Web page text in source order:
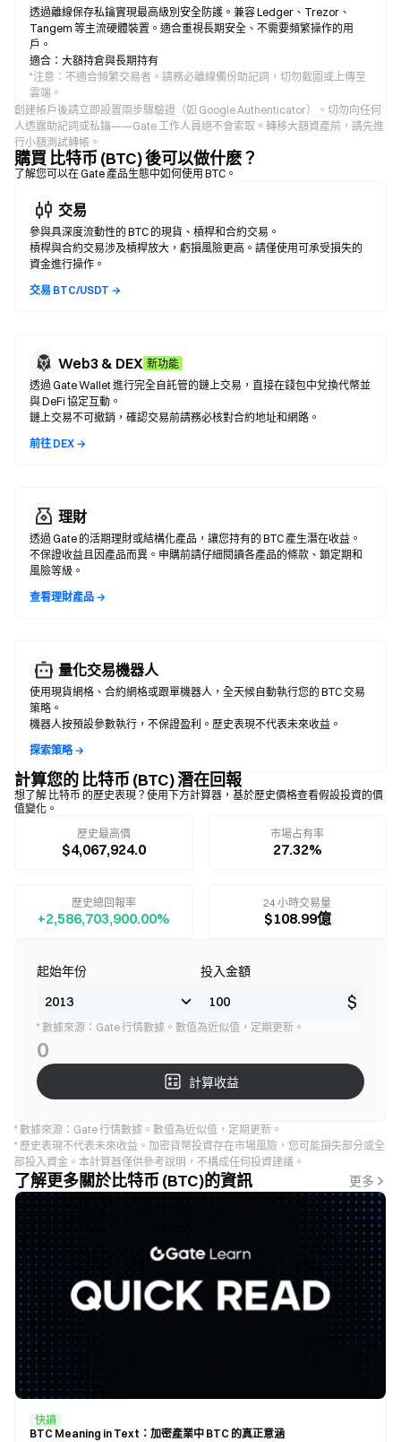
透過離線保存私鑰實現最高級別安全防護。兼容 Ledger、Trezor、
Tangem 等主流硬體裝置。適合重視長期安全、不需要頻繁操作的用
戶。
適合：大額持倉與長期持有
*注意：不適合頻繁交易者。請務必離線備份助記詞，切勿截圖或上傳至
雲端。
創建帳戶後請立即設置兩步驟驗證（如 Google Authenticator）。切勿向任何
人透露助記詞或私鑰——Gate 工作人員絕不會索取。轉移大額資產前，請先進
行小額測試轉帳。
購買 比特币 (BTC) 後可以做什麽？
了解您可以在 Gate 產品生態中如何使用 BTC。
交易
參與具深度流動性的 BTC 的現貨、槓桿和合約交易。
槓桿與合約交易涉及槓桿放大，虧損風險更高。請僅使用可承受損失的
資金進行操作。
交易 BTC/USDT →
Web3 & DEX 新功能
透過 Gate Wallet 進行完全自託管的鏈上交易，直接在錢包中兌換代幣並
與 DeFi 協定互動。
鏈上交易不可撤銷，確認交易前請務必核對合約地址和網路。
前往 DEX →
理財
透過 Gate 的活期理財或結構化產品，讓您持有的 BTC 產生潛在收益。
不保證收益且因產品而異。申購前請仔細閱讀各產品的條款、鎖定期和
風險等級。
查看理財產品 →
量化交易機器人
使用現貨網格、合約網格或跟單機器人，全天候自動執行您的 BTC 交易
策略。
機器人按預設參數執行，不保證盈利。歷史表現不代表未來收益。
探索策略 →
計算您的 比特币 (BTC) 潛在回報
想了解 比特币 的歷史表現？使用下方計算器，基於歷史價格查看假設投資的價
值變化。
歷史最高價
$4,067,924.0
市場占有率
27.32%
歷史總回報率
+2,586,703,900.00%
24 小時交易量
$108.99億
起始年份 投入金額
$
* 數據來源：Gate 行情數據。數值為近似值，定期更新。
0
計算收益
* 數據來源：Gate 行情數據。數值為近似值，定期更新。
* 歷史表現不代表未來收益。加密貨幣投資存在市場風險，您可能損失部分或全
部投入資金。本計算器僅供參考說明，不構成任何投資建議。
了解更多關於比特币 (BTC)的資訊 更多
快讀
BTC Meaning in Text：加密產業中 BTC 的真正意涵